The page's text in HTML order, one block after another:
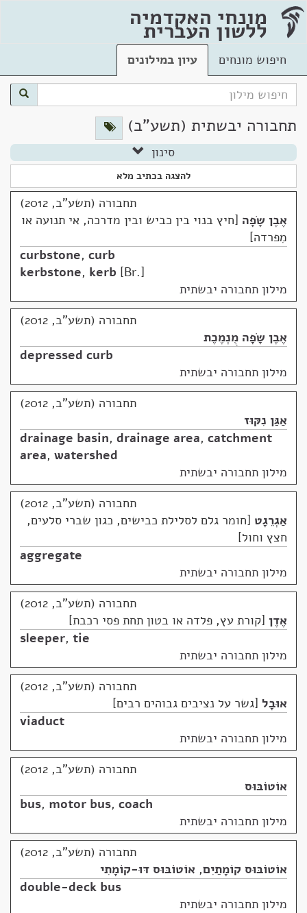
מונחי האקדמיה
ללשון העברית
חיפוש מונחים עיון במילונים
תחבורה יבשתית (תשע"ב)
סינון
להצגה בכתיב מלא
תחבורה (תשע"ב, 2012)
אֶבֶן שָׂפָה חיץ בנוי בין כביש ובין מדרכה, אי תנועה או
מִפרדה
curbstone, curb
kerbstone, kerb Br.
מילון תחבורה יבשתית
תחבורה (תשע"ב, 2012)
אֶבֶן שָׂפָה מֻנְמֶכֶת
depressed curb
מילון תחבורה יבשתית
תחבורה (תשע"ב, 2012)
אַגַּן נִקּוּז
drainage basin, drainage area, catchment
area, watershed
מילון תחבורה יבשתית
תחבורה (תשע"ב, 2012)
אַגְרֵגָט חומר גלם לסלילת כבישים, כגון שברי סלעים,
חצץ וחול
aggregate
מילון תחבורה יבשתית
תחבורה (תשע"ב, 2012)
אֶדֶן קורת עץ, פלדה או בטון תחת פסי רכבת
sleeper, tie
מילון תחבורה יבשתית
תחבורה (תשע"ב, 2012)
אוּבָל גשר על נציבים גבוהים רבים
viaduct
מילון תחבורה יבשתית
תחבורה (תשע"ב, 2012)
אוֹטוֹבּוּס
bus, motor bus, coach
מילון תחבורה יבשתית
תחבורה (תשע"ב, 2012)
אוֹטוֹבּוּס קוֹמָתַיִם, אוֹטוֹבּוּס דּוּ-קוֹמָתִי
double-deck bus
מילון תחבורה יבשתית